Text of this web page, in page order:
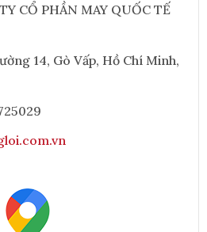
CỔ PHẦN MAY QUỐC TẾ
14, Gò Vấp, Hồ Chí Minh,